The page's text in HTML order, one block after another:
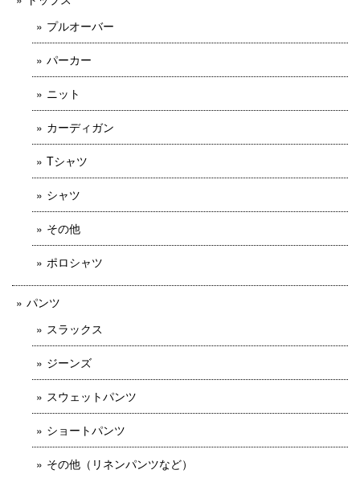
プルオーバー
パーカー
ニット
カーディガン
Tシャツ
シャツ
その他
ポロシャツ
パンツ
スラックス
ジーンズ
スウェットパンツ
ショートパンツ
その他（リネンパンツなど）